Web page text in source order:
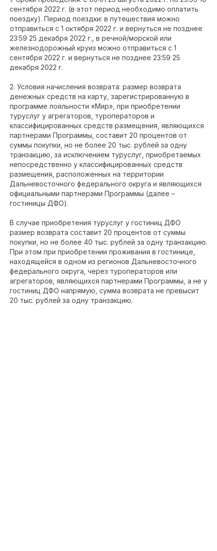
сентября 2022 г. (в этот период необходимо оплатить
поездку). Период поездки: в путешествия можно
отправиться с 1 октября 2022 г. и вернуться не позднее
23:59 25 декабря 2022 г., в речной/морской или
железнодорожный круиз можно отправиться с 1
сентября 2022 г. и вернуться не позднее 23:59 25
декабря 2022 г.
2. Условия начисления возврата: размер возврата
денежных средств на карту, зарегистрированную в
программе лояльности «Мир», при приобретении
туруслуг у агрегаторов, туроператоров и
классифицированных средств размещения, являющихся
партнерами Программы, составит 20 процентов от
суммы покупки, но не более 20 тыс. рублей за одну
транзакцию, за исключением туруслуг, приобретаемых
непосредственно у классифицированных средств
размещения, расположенных на территории
Дальневосточного федерального округа и являющихся
официальными партнерами Программы (далее –
гостиницы ДФО).
В случае приобретения туруслуг у гостиниц ДФО
размер возврата составит 20 процентов от суммы
покупки, но не более 40 тыс. рублей за одну транзакцию.
При этом при приобретении проживания в гостинице,
находящейся в одном из регионов Дальневосточного
федерального округа, через туроператоров или
агрегаторов, являющихся партнерами Программы, а не у
гостиниц ДФО напрямую, сумма возврата не превысит
20 тыс. рублей за одну транзакцию.